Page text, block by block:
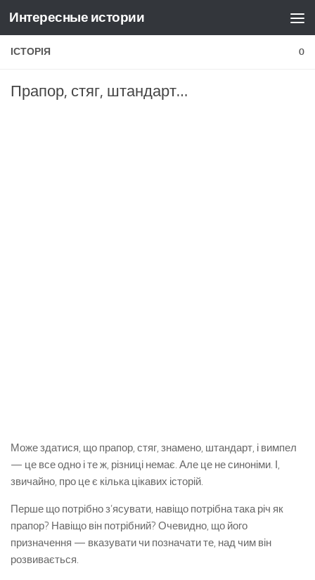
Skip to content
Интересные истории
ІСТОРІЯ 0
Прапор, стяг, штандарт…
Може здатися, що прапор, стяг, знамено, штандарт, і вимпел
— це все одно і те ж, різниці немає. Але це не синоніми. І,
звичайно, про це є кілька цікавих історій.
Перше що потрібно з’ясувати, навіщо потрібна така річ як
прапор? Навіщо він потрібний? Очевидно, що його
призначення — вказувати чи позначати те, над чим він
розвивається.